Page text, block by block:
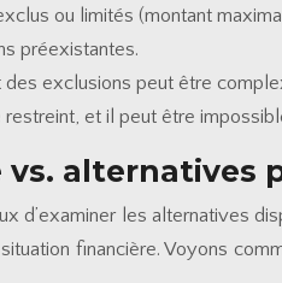
ou limités (montant
préexistantes.
exclusions peut être
et il peut être
vs.
d’examiner les alternatives
financière. Voyons